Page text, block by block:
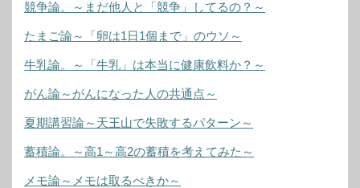
競争論。～まだ他人と「競争」してるの？～
たまご論～「卵は1日1個まで」のウソ～
牛乳論。～「牛乳」は本当に健康飲料か？～
がん論～がんになった人の共通点～
夏期講習論～天王山で失敗するパターン～
蓄積論。～高1～高2の蓄積を考えてみた～
メモ論～メモは取るべきか～